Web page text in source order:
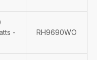
-
RH9690WO